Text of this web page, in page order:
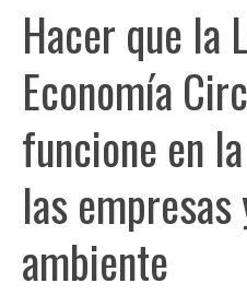
Hacer que la
Economía
funcione en
las
ambiente